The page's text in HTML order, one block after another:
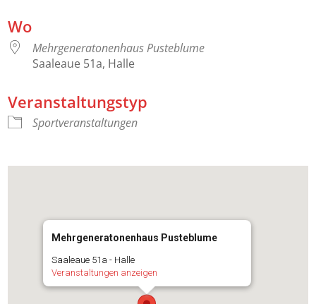
Wo
Mehrgeneratonenhaus Pusteblume
Saaleaue 51a, Halle
Veranstaltungstyp
Sportveranstaltungen
Mehrgeneratonenhaus Pusteblume
Saaleaue 51a - Halle
Veranstaltungen anzeigen